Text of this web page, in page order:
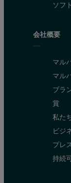
ソフ
会社概要
マル
マル
ブラ
賞
私た
ビジ
プレ
持続